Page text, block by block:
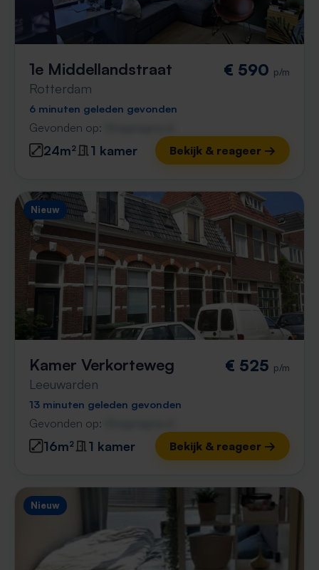
1e Middellandstraat
Rotterdam
€ 590 p/m
6 minuten geleden gevonden
Gevonden op:
24m² 1 kamer Bekijk & reageer →
Nieuw
Kamer Verkorteweg
Leeuwarden
€ 525 p/m
13 minuten geleden gevonden
Gevonden op:
16m² 1 kamer Bekijk & reageer →
Nieuw